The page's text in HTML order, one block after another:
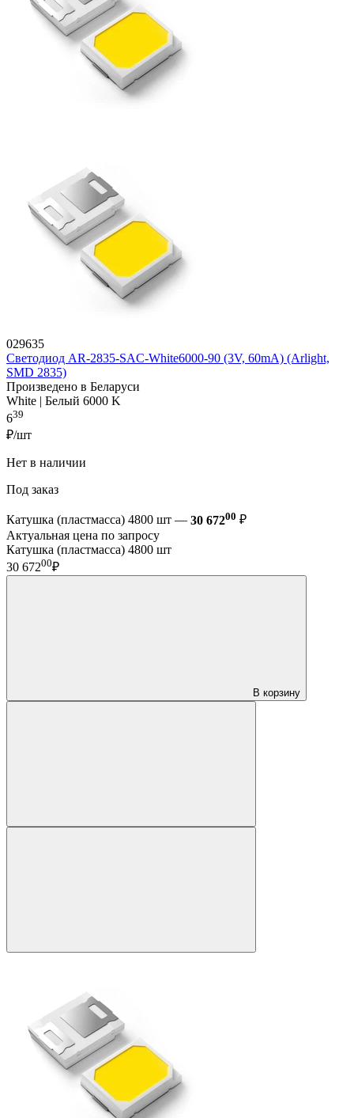
029635
Светодиод AR-2835-SAC-White6000-90 (3V, 60mA) (Arlight,
SMD 2835)
Произведено в Беларуси
White | Белый 6000 K
639
₽/шт
Нет в наличии
Под заказ
Катушка (пластмасса) 4800 шт — 30 67200 ₽
Актуальная цена по запросу
Катушка (пластмасса) 4800 шт
30 67200₽
В корзину